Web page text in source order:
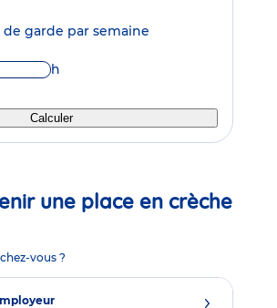
garde par semaine
h
Calculer
une place en crèche
vous ?